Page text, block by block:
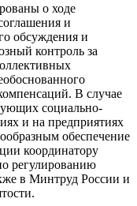
о ходе
и
обсуждения и
контроль за
В случае
социально-
и на предприятиях
обеспечение
координатору
регулированию
в Минтруд России и